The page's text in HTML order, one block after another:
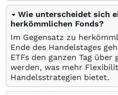
Wie unterscheidet sich
herkömmlichen Fonds?
Im Gegensatz zu
Ende des Handelstages
ETFs den ganzen Tag
werden, was mehr
Handelsstrategien bietet.